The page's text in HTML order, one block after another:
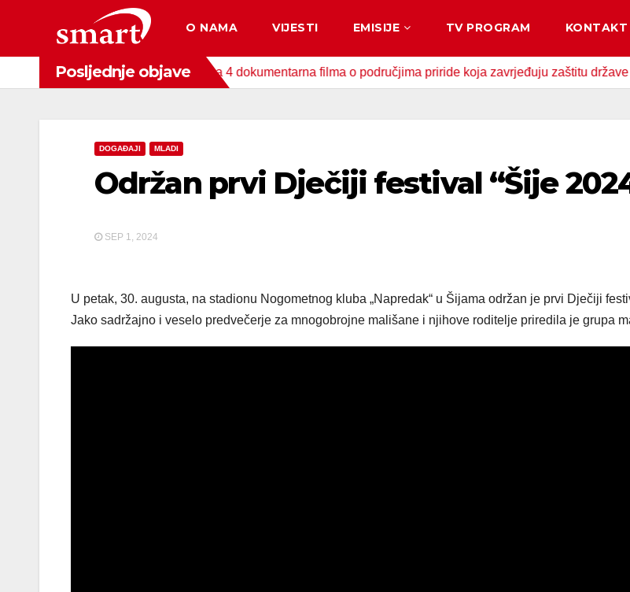
content
O NAMA VIJESTI EMISIJE TV PROGRAM KONTAKT
Posljednje objave
za zaštitu okoliša snimljena 4 dokumentarna filma o područjima priride koja zavrjeđuju zaštitu države
DOGAĐAJI MLADI
Održan prvi Dječiji festival “Šije
SEP 1, 2024
U petak, 30. augusta, na stadionu Nogometnog kluba „Napredak“ u Šijama održan je prvi Dječiji
Jako sadržajno i veselo predvečerje za mnogobrojne mališane i njihove roditelje priredila je grupa